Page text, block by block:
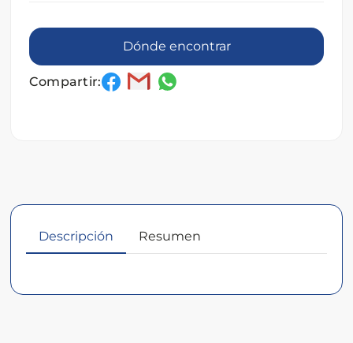
Dónde encontrar
Compartir:
Descripción Resumen
Descripción